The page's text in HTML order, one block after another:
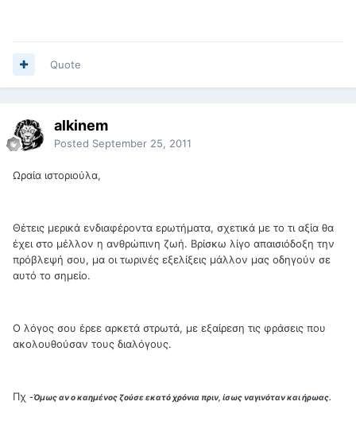
Quote
alkinem
Posted September 25, 2011
Ωραία ιστοριούλα,
Θέτεις μερικά ενδιαφέροντα ερωτήματα, σχετικά με το τι αξία θα
έχει στο μέλλον η ανθρώπινη ζωή. Βρίσκω λίγο απαισιόδοξη την
πρόβλεψή σου, μα οι τωρινές εξελίξεις μάλλον μας οδηγούν σε
αυτό το σημείο.
Ο λόγος σου έρεε αρκετά στρωτά, με εξαίρεση τις φράσεις που
ακολουθούσαν τους διαλόγους.
Πχ -Όμως αν ο καημένος ζούσε εκατό χρόνια πριν, ίσως ναγινόταν και ήρωας.